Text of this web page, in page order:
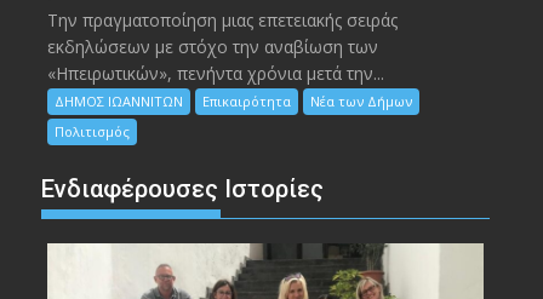
Την πραγματοποίηση μιας επετειακής σειράς
εκδηλώσεων με στόχο την αναβίωση των
«Ηπειρωτικών», πενήντα χρόνια μετά την...
ΔΗΜΟΣ ΙΩΑΝΝΙΤΩΝ Επικαιρότητα
Νέα των Δήμων
Πολιτισμός
Ενδιαφέρουσες Ιστορίες